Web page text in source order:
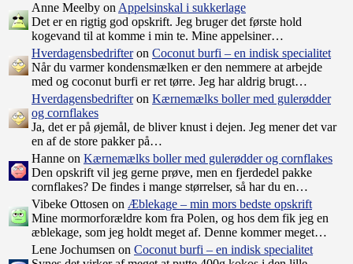
Anne Meelby on Appelsinskal i sukkerlage
Det er en rigtig god opskrift. Jeg bruger det første hold
kogevand til at komme i min te. Mine appelsiner…
Hverdagensbedrifteron Coconut burfi – en indisk specialitet
Når du varmer kondensmælken er den nemmere at arbejde
med og coconut burfi er ret tørre. Jeg har aldrig brugt…
Hverdagensbedrifteron Kærnemælks boller med gulerødder
og cornflakes
Ja, det er på øjemål, de bliver knust i dejen. Jeg mener det var
en af de store pakker på…
Hanne on Kærnemælks boller med gulerødder og cornflakes
Den opskrift vil jeg gerne prøve, men en fjerdedel pakke
cornflakes? De findes i mange størrelser, så har du en…
Vibeke Ottosen on Æblekage – min mors bedste opskrift
Mine mormorforældre kom fra Polen, og hos dem fik jeg en
æblekage, som jeg holdt meget af. Denne kommer meget…
Lene Jochumsen on Coconut burfi – en indisk specialitet